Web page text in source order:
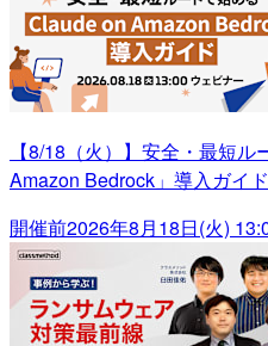
【8/18（火）】安全・最短
Amazon Bedrock」導入ガイド
開催前2026年8月18日(火)